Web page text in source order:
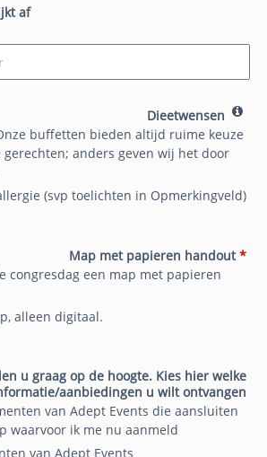
af
Dieetwensen
buffetten bieden altijd ruime keuze
gerechten; anders geven wij het door
(svp toelichten in Opmerkingveld)
Map met papieren handout*
congresdag een map met papieren
alleen digitaal.
u graag op de hoogte. Kies hier welke
aanbiedingen u wilt ontvangen
van Adept Events die aansluiten
waarvoor ik me nu aanmeld
van Adept Events